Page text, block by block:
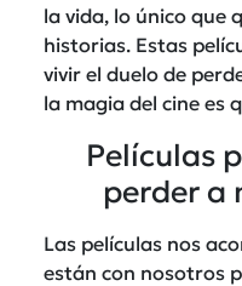
la vida, lo único que
historias. Estas
vivir el duelo de
la magia del cine es
Películas
perder a
Las películas nos
están con nosotros